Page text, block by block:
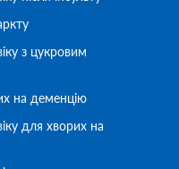
з цукровим
на деменцію
для хворих на